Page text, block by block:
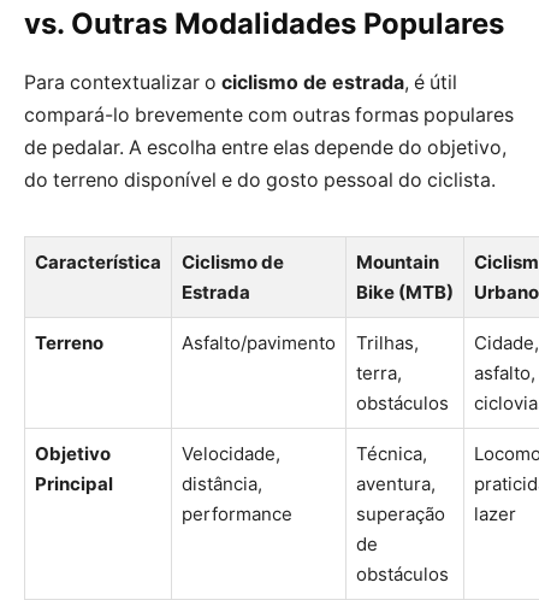
vs. Outras Modalidades Populares
Para contextualizar o ciclismo de estrada, é útil
compará-lo brevemente com outras formas populares
de pedalar. A escolha entre elas depende do objetivo,
do terreno disponível e do gosto pessoal do ciclista.
Característica
Ciclismo de
Estrada
Mountain
Bike (MTB)
Urbano
Terreno Asfalto/pavimento
Trilhas,
terra,
obstáculos
Cidade,
asfalto,
Objetivo
Principal
Velocidade,
distância,
performance
Técnica,
aventura,
superação
de
obstáculos
lazer